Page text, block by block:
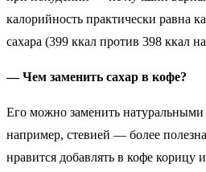
калорийность практически равна
сахара (399 ккал против 398 ккал
— Чем заменить сахар в кофе?
Его можно заменить натуральными
например, стевией — более
нравится добавлять в кофе